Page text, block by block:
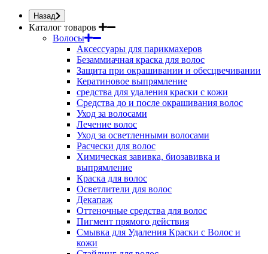
Назад
Каталог товаров
Волосы
Аксессуары для парикмахеров
Безаммиачная краска для волос
Защита при окрашивании и обесцвечивании
Кератиновое выпрямление
средства для удаления краски с кожи
Средства до и после окрашивания волос
Уход за волосами
Лечение волос
Уход за осветленными волосами
Расчески для волос
Химическая завивка, биозавивка и
выпрямление
Краска для волос
Осветлители для волос
Декапаж
Оттеночные средства для волос
Пигмент прямого действия
Смывка для Удаления Краски с Волос и
кожи